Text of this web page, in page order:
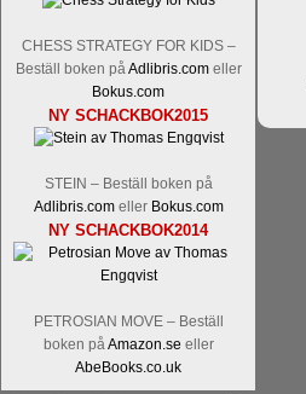
CHESS STRATEGY FOR KIDS –
Beställ boken påAdlibris.comeller
Bokus.com
NY SCHACKBOK2015
STEIN – Beställ boken på
Adlibris.comeller Bokus.com
NY SCHACKBOK2014
PETROSIAN MOVE – Beställ
boken påAmazon.se eller
AbeBooks.co.uk